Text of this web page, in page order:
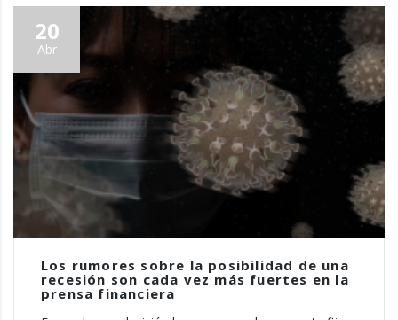
20
Abr
Los rumores sobre la posibilidad de una
recesión son cada vez más fuertes en la
prensa financiera